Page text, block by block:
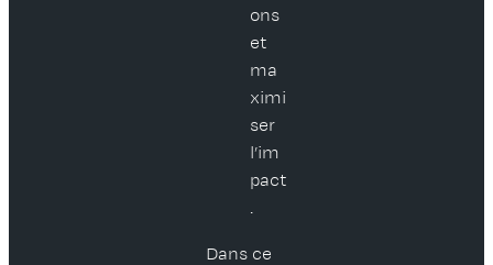
ons
et
ma
ximi
ser
l’im
pact
.
Dans ce